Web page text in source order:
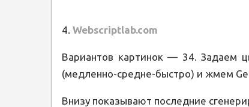
4. Webscriptlab.com
Вариантов картинок — 34. Задаем
(медленно-средне-быстро) и жмем
Внизу показывают последние